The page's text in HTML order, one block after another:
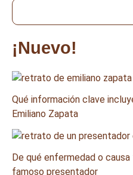
¡Nuevo!
Qué información clave
Emiliano Zapata
De qué enfermedad o
famoso presentador